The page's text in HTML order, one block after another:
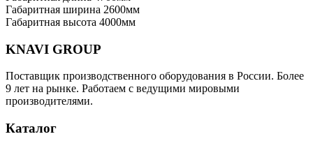
Габаритная ширина 2600мм
Габаритная высота 4000мм
KNAVI GROUP
Поставщик производственного оборудования в России. Более
9 лет на рынке. Работаем с ведущими мировыми
производителями.
Каталог